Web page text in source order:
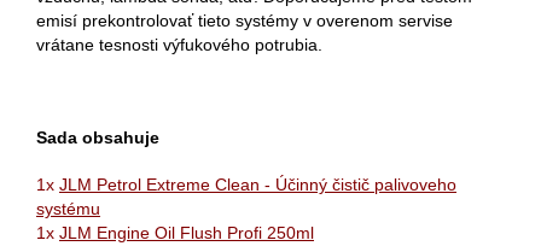
emisí prekontrolovať tieto systémy v overenom servise
vrátane tesnosti výfukového potrubia.
Sada obsahuje
1x JLM Petrol Extreme Clean - Účinný čistič palivoveho
systému
1x JLM Engine Oil Flush Profi 250ml